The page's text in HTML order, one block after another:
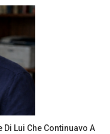
Di Lui Che Continuavo A